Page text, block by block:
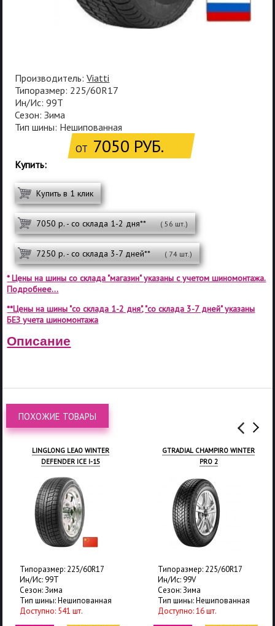
Производитель:Viatti
Типоразмер: 225/60R17
Ин/Ис: 99T
Сезон: Зима
Тип шины: Нешипованная
ОТ 7050 РУБ.
Купить:
Купить в 1 клик
7050 р. - со склада 1-2 дня** ( 56 шт.)
7250 р. - со склада 3-7 дней** ( 74 шт.)
* Цены на шины со склада "магазин" указаны с учетом шиномонтажа.
Подробнее...
**Цены на шины "со склада 1-2 дня", "со склада 3-7 дней" указаны
БЕЗ учета шиномонтажа
Описание
ПОХОЖИЕ ТОВАРЫ
LINGLONG LEAO WINTER
DEFENDER ICE I-15
Типоразмер: 225/60R17
Ин/Ис: 99T
Сезон: Зима
Тип шины: Нешипованная
Доступно: 541 шт.
GTRADIAL CHAMPIRO WINTER
PRO 2
Типоразмер: 225/60R17
Ин/Ис: 99V
Сезон: Зима
Тип шины: Нешипованная
Доступно: 16 шт.